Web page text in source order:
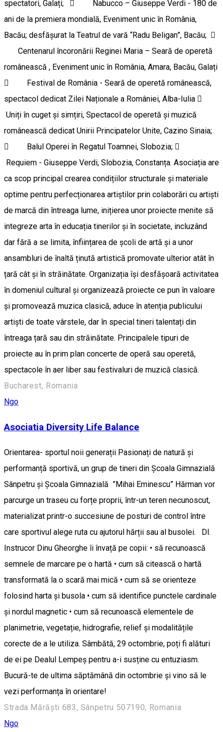
spectatori, Galați;  Nabucco – Giuseppe Verdi - 180 de
ani de la premiera mondială, Eveniment unic în România,
Bacău; desfășurat la Teatrul de vară “Radu Beligan”, Bacău; 
Centenarul încoronării Reginei Maria – Seară de operetă
românească , Eveniment unic în România, Amara, Bacău, Galați
 Festival de România - Seară de operetă românească,
spectacol dedicat Zilei Naționale a României, Alba-Iulia 
Uniți în cuget și simțiri, Spectacol de operetă și muzică
românească dedicat Unirii Principatelor Unite, Cazino Sinaia;
 Balul Operei în Regatul Toamnei, Slobozia; 
Requiem - Giuseppe Verdi, Slobozia, Constanța. Asociația are
ca scop principal crearea condițiilor structurale și materiale
optime pentru perfecționarea artiștilor prin colaborări cu artiști
de marcă din întreaga lume, inițierea unor proiecte menite să
integreze arta în educația tinerilor și în societate, incluzând
dar fără a se limita, înființarea de școli de artă și a unor
ansambluri de înaltă ținută artistică promovate ulterior atât în
țară cât și în străinătate. Organizația își desfășoară activitatea
în domeniul cultural și organizează proiecte ce pun în valoare
și promovează muzica clasică, aduce în atenția publicului
artiști de toate vârstele, dar în special tineri talentați din
întreaga țară sau din străinătate. Principalele tipuri de
proiecte au în prim plan concerte de operă sau operetă,
spectacole în aer liber sau festivaluri de muzică clasică.
Bucharest, Romania
Ngo
Asociatia Diversity Life Balance
Orientarea- sportul noii generații Pasionați de natură și
performanță sportivă, un grup de tineri din Școala Gimnazială
Sânpetru și Școala Gimnazială ”Mihai Eminescu” Hărman vor
parcurge un traseu cu forțe proprii, într-un teren necunoscut,
materializat printr-o succesiune de posturi de control între
care sportivul alege ruta cu ajutorul hărții sau al busolei. Dl.
Instrucor Dinu Gheorghe îi învață pe copii: • să recunoască
semnele de marcare pe o hartă • cum să citească o hartă
transformată la o scară mai mică • cum să se orienteze
folosind harta și busola • cum să identifice punctele cardinale
și nordul magnetic • cum să recunoască elementele de
planimetrie, vegetație, hidrografie, relief și modalitățile
corecte de a le utiliza. Sâmbătă, 29 octombrie, poți fi alături
de ei pe Dealul Lempeș pentru a-i susține cu entuziasm.
Bucură-te de ultima săptămână din octombrie și vino să le
vezi performanța în orientare!
Strada Mărăști 683, Sânpetru 507190, Romania
Ngo